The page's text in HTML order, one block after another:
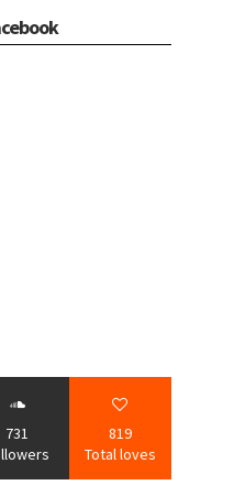
731
819
Total loves